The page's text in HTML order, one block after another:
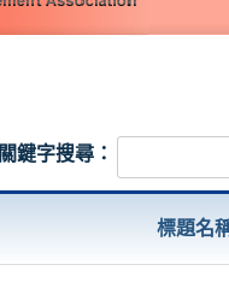
關鍵字搜尋：
標題名